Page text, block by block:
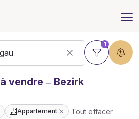
1
à vendre – Bezirk
Appartement
Tout effacer